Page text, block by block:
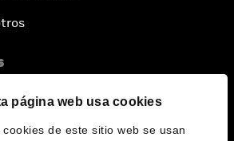
página web usa cookies
cookies de este sitio web se usan
el Foro